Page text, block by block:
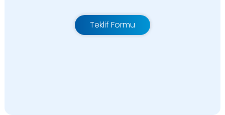
Teklif Formu